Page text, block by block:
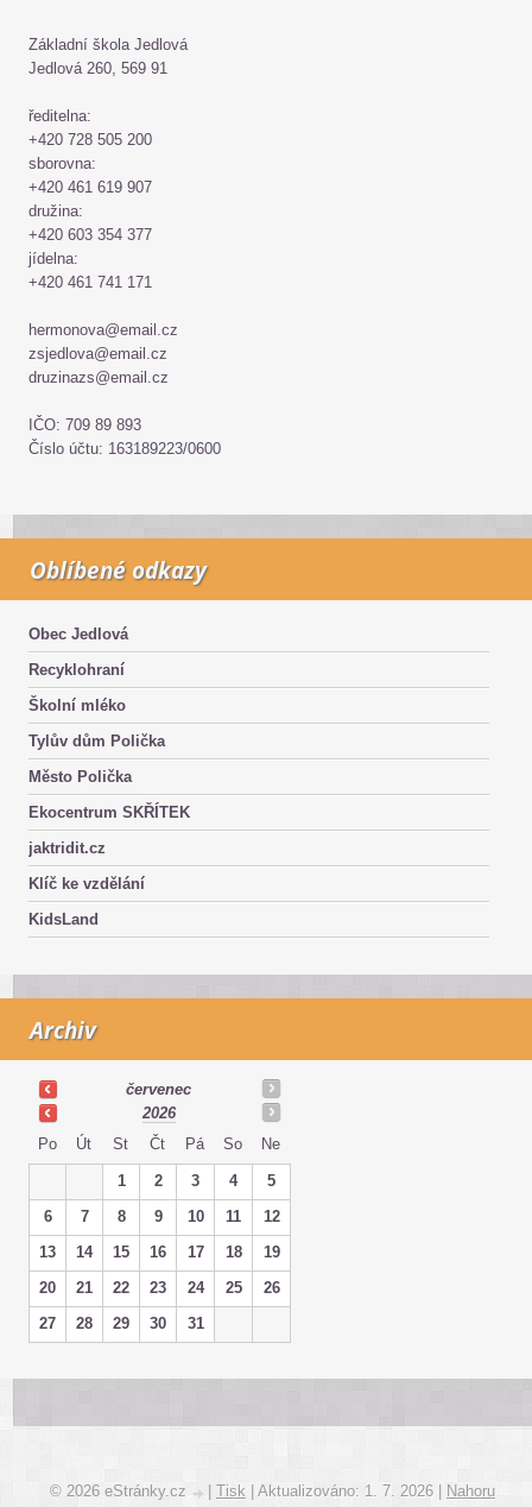
Základní škola Jedlová
Jedlová 260, 569 91
ředitelna:
+420 728 505 200
sborovna:
+420 461 619 907
družina:
+420 603 354 377
jídelna:
+420 461 741 171
hermonova@email.cz
zsjedlova@email.cz
druzinazs@email.cz
IČO: 709 89 893
Číslo účtu: 163189223/0600
Oblíbené odkazy
Obec Jedlová
Recyklohraní
Školní mléko
Tylův dům Polička
Město Polička
Ekocentrum SKŘÍTEK
jaktridit.cz
Klíč ke vzdělání
KidsLand
Archiv
červenec
2026
Po
Út St Čt Pá So Ne
1 2 3 4
5
6
7 8 9 10 11
12
13
14 15 16 17 18
19
20
21 22 23 24 25
26
27
28 29 30 31
© 2026 eStránky.cz Tisk Aktualizováno: 1. 7. 2026
Nahoru